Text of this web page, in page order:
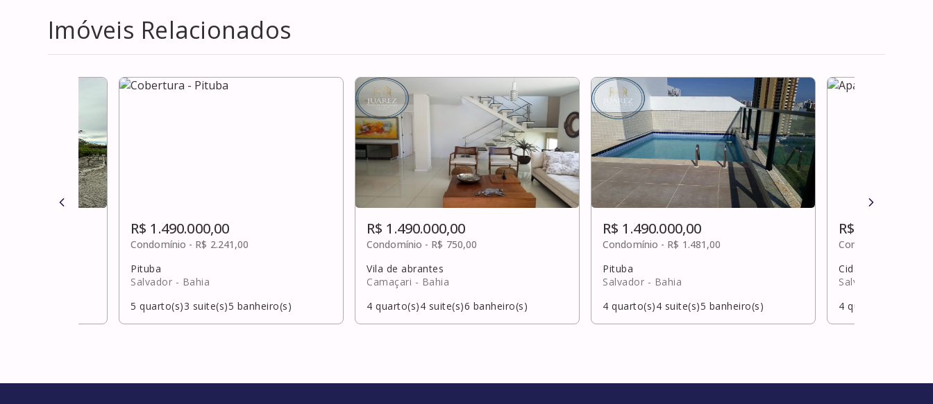
Imóveis Relacionados
R$ 1.490.000,00
Condomínio - R$ 2.241,00
Pituba
Salvador - Bahia
5 quarto(s)3 suite(s)5 banheiro(s)
R$ 1.490.000,00
Condomínio - R$ 750,00
Vila de abrantes
Camaçari - Bahia
4 quarto(s)4 suite(s)6 banheiro(s)
R$ 1.490.000,00
Condomínio - R$ 1.481,00
Pituba
Salvador - Bahia
4 quarto(s)4 suite(s)5 banheiro(s)
R$
Condomínio -
Cidade Jardim
Salvador
4 quarto(s)